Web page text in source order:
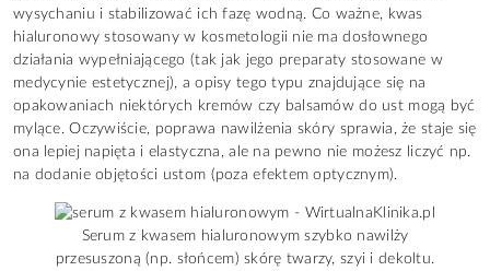
wysychaniu i stabilizować ich fazę wodną. Co ważne, kwas
hialuronowy stosowany w kosmetologii nie ma dosłownego
działania wypełniającego (tak jak jego preparaty stosowane w
medycynie estetycznej), a opisy tego typu znajdujące się na
opakowaniach niektórych kremów czy balsamów do ust mogą być
mylące. Oczywiście, poprawa nawilżenia skóry sprawia, że staje się
ona lepiej napięta i elastyczna, ale na pewno nie możesz liczyć np.
na dodanie objętości ustom (poza efektem optycznym).
Serum z kwasem hialuronowym szybko nawilży
przesuszoną (np. słońcem) skórę twarzy, szyi i dekoltu.